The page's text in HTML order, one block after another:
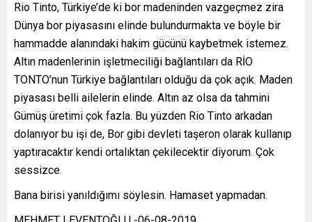
Rio Tinto, Türkiye’de ki bor madeninden vazgeçmez zira
Dünya bor piyasasını elinde bulundurmakta ve böyle bir
hammadde alanındaki hakim gücünü kaybetmek istemez.
Altın madenlerinin işletmeciliği bağlantıları da RİO
TONTO’nun Türkiye bağlantıları olduğu da çok açık. Maden
piyasası belli ailelerin elinde. Altın az olsa da tahmini
Gümüş üretimi çok fazla. Bu yüzden Rio Tinto arkadan
dolanıyor bu işi de, Bor gibi devleti taşeron olarak kullanıp
yaptıracaktır kendi ortalıktan çekilecektir diyorum. Çok
sessizce.
Bana birisi yanıldığımı söylesin. Hamaset yapmadan.